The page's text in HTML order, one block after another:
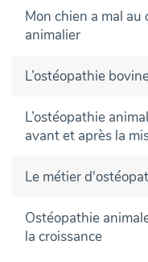
Mon chien a mal
animalier
L’ostéopathie
L’ostéopathie
avant et après la
Le métier
Ostéopathie
la croissance